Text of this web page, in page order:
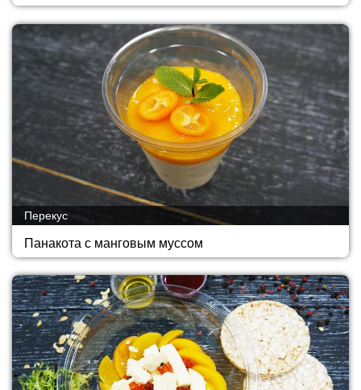
Панакота с манговым муссом
Перекус